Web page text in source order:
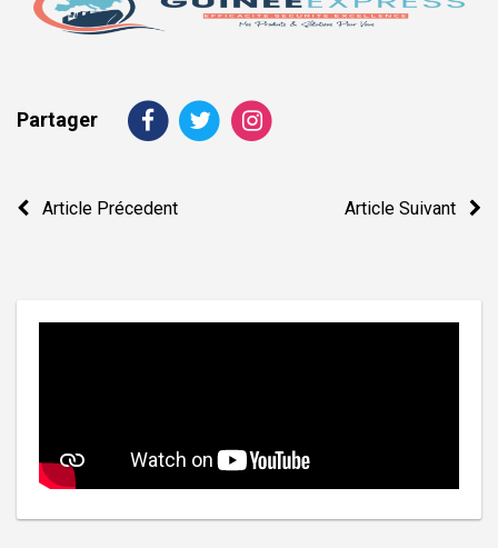
Partager
Navigation
Article Précedent Article Suivant